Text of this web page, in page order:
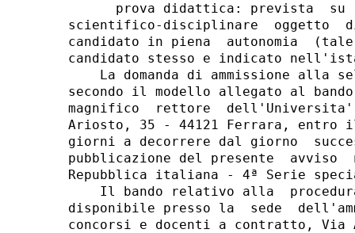
prova didattica: prevista  su
scientifico-disciplinare  oggetto
candidato in piena  autonomia
candidato stesso e indicato
La domanda di ammissione alla
secondo il modello allegato al
magnifico  rettore
Ariosto, 35 - 44121 Ferrara,
giorni a decorrere dal giorno
pubblicazione del presente
Repubblica italiana - 4ª Serie
Il bando relativo alla
disponibile presso la  sede
concorsi e docenti a contratto,